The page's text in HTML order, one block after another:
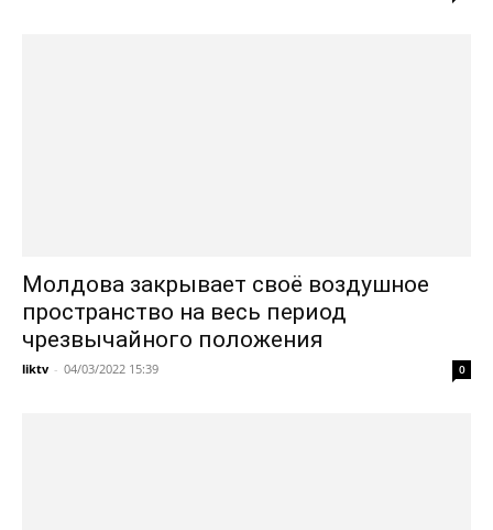
Молдова закрывает своё воздушное
пространство на весь период
чрезвычайного положения
liktv - 04/03/2022 15:39 0